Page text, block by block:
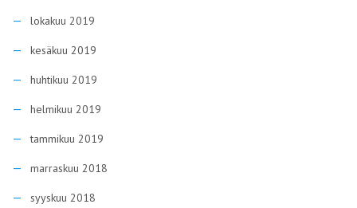
lokakuu 2019
kesäkuu 2019
huhtikuu 2019
helmikuu 2019
tammikuu 2019
marraskuu 2018
syyskuu 2018